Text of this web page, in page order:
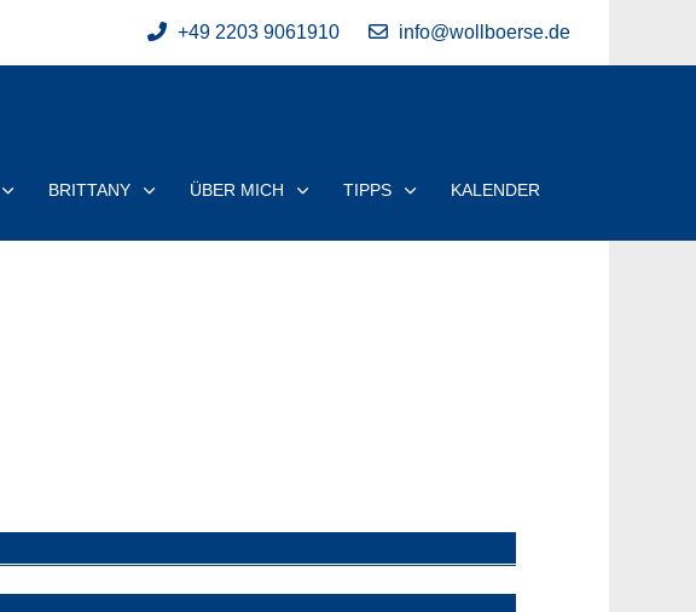
+49 2203 9061910 info@wollboerse.de
BRITTANY ÜBER MICH TIPPS KALENDER